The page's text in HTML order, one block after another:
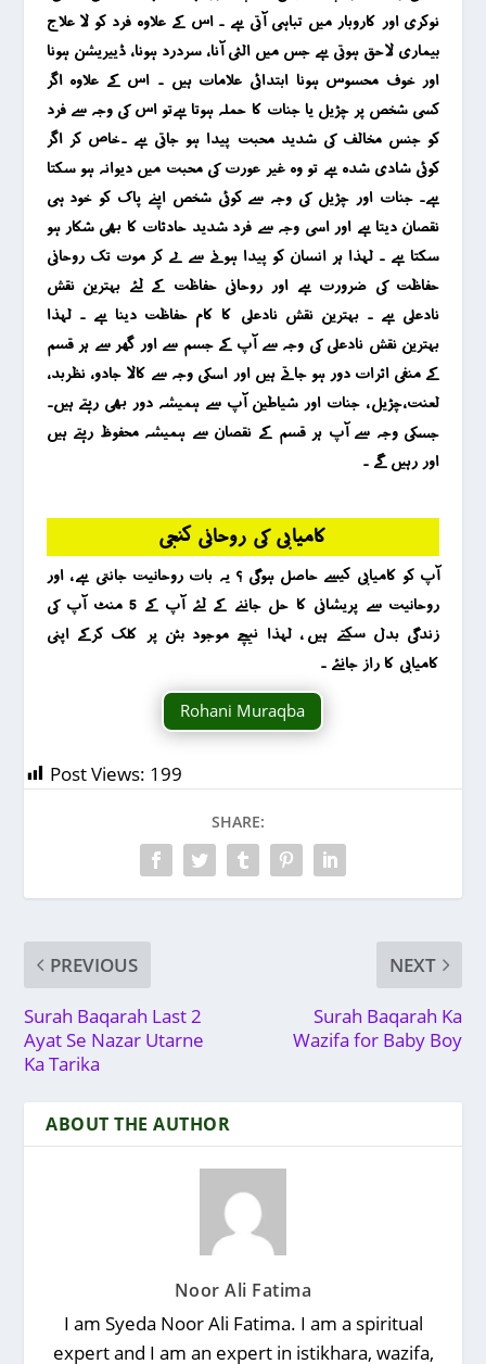
نوکری اور کاروبار میں تباہی آتی ہے ۔ اس کے علاوہ فرد کو لا علاج
بیماری لاحق ہوتی ہے جس میں الٹی آنا ، سردرد ہونا ، ڈییریشن ہونا
اور خوف محسوس ہونا ابتدائی علامات ہیں ۔ اس کے علاوہ اگر
کسی شخص پر چڑیل یا جنات کا حملہ ہوتا ہےتو اس کی وجہ سے فرد
کو جنس مخالف کی شدید محبت پیدا ہو جاتی ہے ۔خاص کر اگر
کوئی شادی شدہ ہے تو وہ غیر عورت کی محبت میں دیوانہ ہو سکتا
ہے۔ جنات اور چڑیل کی وجہ سے کوئی شخص اپنے پاک کو خود ہی
نقصان دیتا ہے اور اسی وجہ سے فرد شدید حادثات کا بھی شکار ہو
سکتا ہے ۔ لہذا ہر انسان کو پیدا ہونے سے لے کر موت تک روحانی
حفاظت کی ضرورت ہے اور روحانی حفاظت کے لئے بہترین نقش
نادعلی ہے ۔ بہترین نقش نادعلی کا کام حفاظت دینا ہے ۔ لہذا
بہترین نقش نادعلی کی وجہ سے آپ کے جسم سے اور گھر سے ہر قسم
کے منفی اثرات دور ہو جاتے ہیں اور اسکی وجہ سے کالا جادو ، نظربد ،
لعنت ،چڑیل ، جنات اور شیاطین آپ سے ہمیشہ دور بھی رہتے ہیں۔
جسکی وجہ سے آپ ہر قسم کے نقصان سے ہمیشہ محفوظ رہتے ہیں
اور رہیں گے ۔
کامیابی کی روحانی کنجی
آپ کو کامیابی کیسے حاصل ہوگی ؟ یہ بات روحانیت جانتی ہے ، اور
روحانیت سے پریشانی کا حل جاننے کے لئے آپ کے 5 منٹ آپ کی
زندگی بدل سکتے ہیں ، لہذا نیچے موجود بٹن پر کلک کرکے اپنی
کامیابی کا راز جانئے ۔
Rohani Muraqba
Post Views: 199
SHARE:
PREVIOUS
Surah Baqarah Last 2
Ayat Se Nazar Utarne
Ka Tarika
NEXT
Surah Baqarah Ka
Wazifa for Baby Boy
ABOUT THE AUTHOR
Noor Ali Fatima
I am Syeda Noor Ali Fatima. I am a spiritual
expert and I am an expert in istikhara, wazifa,